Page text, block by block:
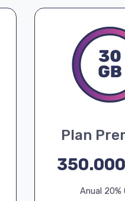
Plan
350.000
Anual 20%